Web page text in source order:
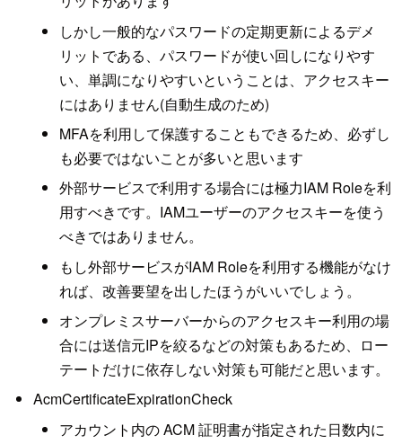
しかし一般的なパスワードの定期更新によるデメ
リットである、パスワードが使い回しになりやす
い、単調になりやすいということは、アクセスキー
にはありません(自動生成のため)
MFAを利用して保護することもできるため、必ずし
も必要ではないことが多いと思います
外部サービスで利用する場合には極力IAM Roleを利
用すべきです。IAMユーザーのアクセスキーを使う
べきではありません。
もし外部サービスがIAM Roleを利用する機能がなけ
れば、改善要望を出したほうがいいでしょう。
オンプレミスサーバーからのアクセスキー利用の場
合には送信元IPを絞るなどの対策もあるため、ロー
テートだけに依存しない対策も可能だと思います。
AcmCertificateExpirationCheck
アカウント内の ACM 証明書が指定された日数内に